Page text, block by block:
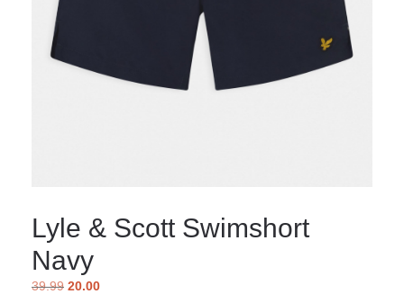
Lyle & Scott Swimshort
Navy
39.99 20.00